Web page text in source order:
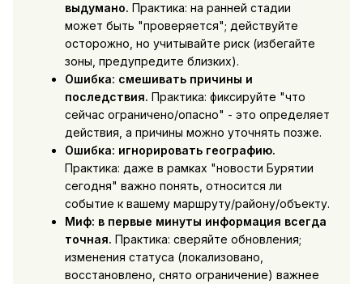
выдумано. Практика: на ранней стадии
может быть "проверяется"; действуйте
осторожно, но учитывайте риск (избегайте
зоны, предупредите близких).
Ошибка: смешивать причины и
последствия. Практика: фиксируйте "что
сейчас ограничено/опасно" - это определяет
действия, а причины можно уточнять позже.
Ошибка: игнорировать географию.
Практика: даже в рамках "новости Бурятии
сегодня" важно понять, относится ли
событие к вашему маршруту/району/объекту.
Миф: в первые минуты информация всегда
точная. Практика: сверяйте обновления;
изменения статуса (локализовано,
восстановлено, снято ограничение) важнее